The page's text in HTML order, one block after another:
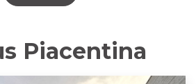
Piacentina